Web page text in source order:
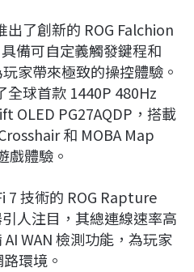
出了創新的 ROG Falchion
備可自定義觸發鍵程和
家帶來極致的操控體驗。
全球首款 1440P 480Hz
OLED PG27AQDP，搭載
和 MOBA Map
戲體驗。
7 技術的 ROG Rapture
人注目，其總連線速率高
WAN 檢測功能，為玩家
環境。